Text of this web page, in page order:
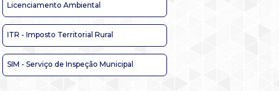
Licenciamento Ambiental
ITR - Imposto Territorial Rural
SIM - Serviço de Inspeção Municipal